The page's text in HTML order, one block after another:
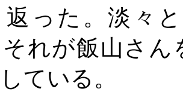
返った。淡々
れが飯山さん
ている。